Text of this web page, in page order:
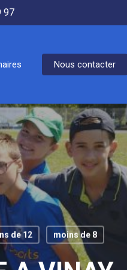
97
Nous contacter
de 12 moins de 8